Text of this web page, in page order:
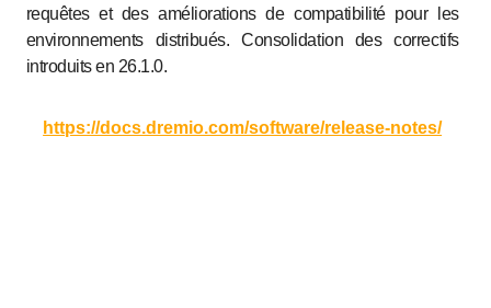
requêtes et des améliorations de compatibilité pour les
environnements distribués. Consolidation des correctifs
introduits en 26.1.0.
https://docs.dremio.com/software/release-notes/